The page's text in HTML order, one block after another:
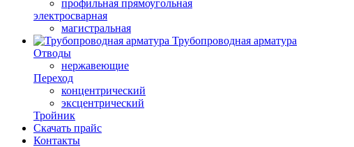
профильная прямоугольная
электросварная
магистральная
Трубопроводная арматура
Отводы
нержавеющие
Переход
концентрический
эксцентрический
Тройник
Скачать прайс
Контакты